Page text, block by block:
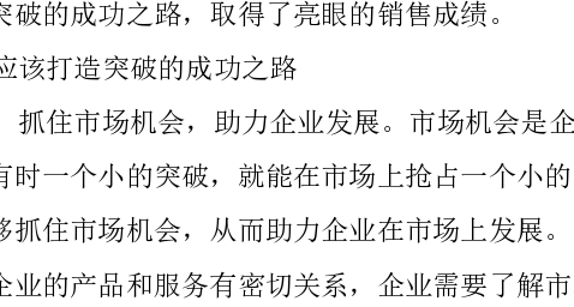
效动力，有时一个小的突破，就能在市场上抢占一个小的市场份额。
机会还与企业的产品和服务有密切关系，企业需要了解市场需求和消
费者的心理特点，才能提供有价值的产品和服务，从而赢得市场和用
第二，创新创意，探寻未来的发展方向。创新是企业取得突破的
核心动力，创新涉及到产品、服务、市场和管理等多个方面，企业要